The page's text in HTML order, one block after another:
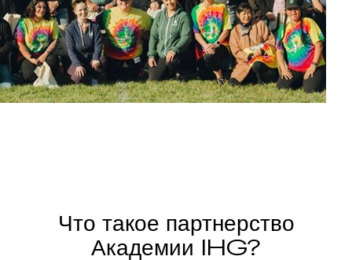
Что такое партнерство
Академии IHG?